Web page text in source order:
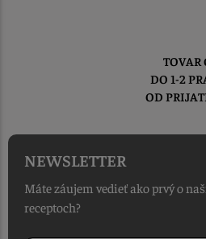
TOVAR
DO 1-2
OD PRIJATIA
NEWSLETTER
Máte záujem vedieť ako prvý o
receptoch?